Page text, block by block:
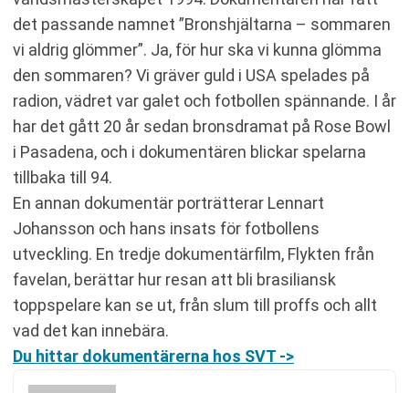
det passande namnet ”Bronshjältarna – sommaren
vi aldrig glömmer”. Ja, för hur ska vi kunna glömma
den sommaren? Vi gräver guld i USA spelades på
radion, vädret var galet och fotbollen spännande. I år
har det gått 20 år sedan bronsdramat på Rose Bowl
i Pasadena, och i dokumentären blickar spelarna
tillbaka till 94.
En annan dokumentär porträtterar Lennart
Johansson och hans insats för fotbollens
utveckling. En tredje dokumentärfilm, Flykten från
favelan, berättar hur resan att bli brasiliansk
toppspelare kan se ut, från slum till proffs och allt
vad det kan innebära.
Du hittar dokumentärerna hos SVT ->